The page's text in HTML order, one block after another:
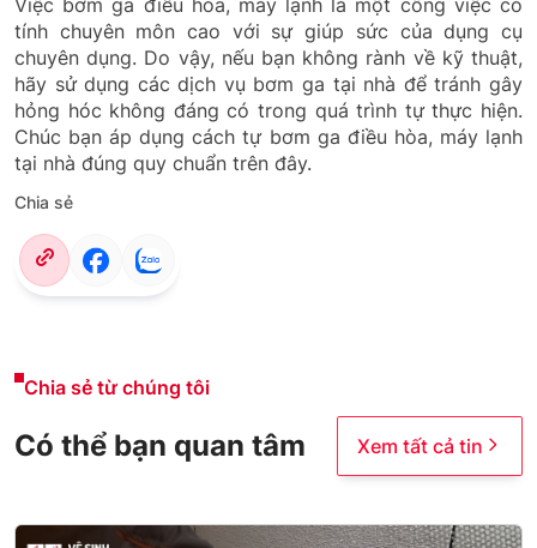
Chia sẻ
tính chuyên môn cao với sự giúp sức của dụng cụ
chuyên dụng. Do vậy, nếu bạn không rành về kỹ thuật,
hãy sử dụng các dịch vụ bơm ga tại nhà để tránh gây
hỏng hóc không đáng có trong quá trình tự thực hiện.
Chúc bạn áp dụng cách tự bơm ga điều hòa, máy lạnh
tại nhà đúng quy chuẩn trên đây.
Chia sẻ từ chúng tôi
Có thể bạn quan tâm Xem tất cả tin